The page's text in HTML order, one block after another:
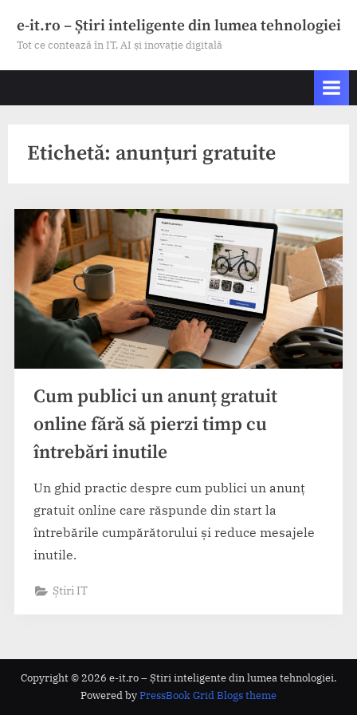
e-it.ro – Știri inteligente din lumea tehnologiei
Tot ce contează în IT, AI și inovație digitală
Etichetă: anunțuri gratuite
Cum publici un anunț gratuit
online fără să pierzi timp cu
întrebări inutile
Un ghid practic despre cum publici un anunț
gratuit online care răspunde din start la
întrebările cumpărătorului și reduce mesajele
inutile.
Știri IT
Copyright © 2026 e-it.ro – Știri inteligente din lumea tehnologiei.
Powered byPressBook Grid Blogs theme